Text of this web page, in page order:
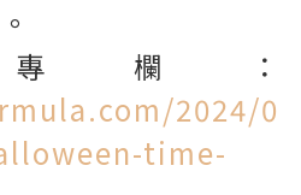
欄：
2024/0
time-